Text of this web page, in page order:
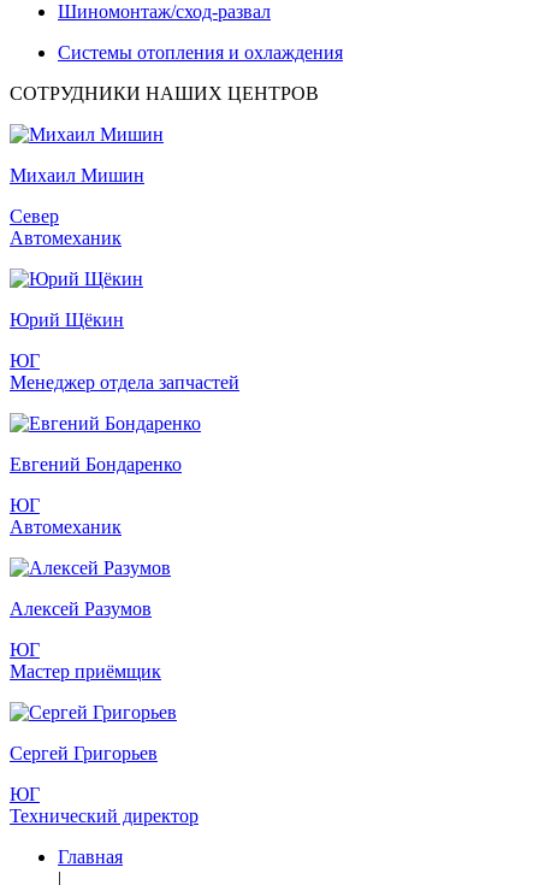
Шиномонтаж/сход-развал
Системы отопления и охлаждения
СОТРУДНИКИ НАШИХ ЦЕНТРОВ
Михаил Мишин
Север
Автомеханик
Юрий Щёкин
ЮГ
Менеджер отдела запчастей
Евгений Бондаренко
ЮГ
Автомеханик
Алексей Разумов
ЮГ
Мастер приёмщик
Сергей Григорьев
ЮГ
Технический директор
Главная
|